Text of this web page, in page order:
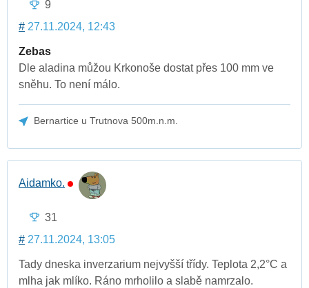
9
# 27.11.2024, 12:43
Zebas
Dle aladina můžou Krkonoše dostat přes 100 mm ve
sněhu. To není málo.
Bernartice u Trutnova 500m.n.m.
Aidamko.
31
# 27.11.2024, 13:05
Tady dneska inverzarium nejvyšší třídy. Teplota 2,2°C a
mlha jak mlíko. Ráno mrholilo a slabě namrzalo.